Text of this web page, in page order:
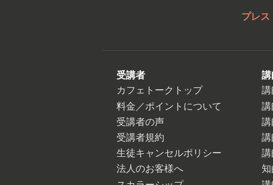
プレス
受講者
カフェトークトップ
料金／ポイントについて
受講者の声
受講者規約
生徒キャンセルポリシー
法人のお客様へ
講
講
講